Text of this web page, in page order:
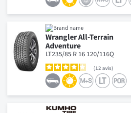
Wrangler All-Terrain
Adventure
LT235/85 R 16 120/116Q
12 avis